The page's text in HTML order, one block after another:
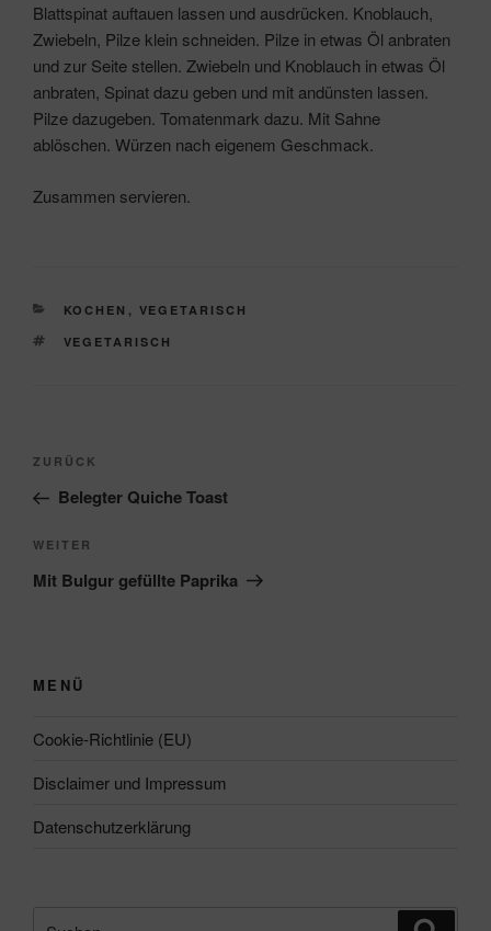
Blattspinat auftauen lassen und ausdrücken. Knoblauch,
Zwiebeln, Pilze klein schneiden. Pilze in etwas Öl anbraten
und zur Seite stellen. Zwiebeln und Knoblauch in etwas Öl
anbraten, Spinat dazu geben und mit andünsten lassen.
Pilze dazugeben. Tomatenmark dazu. Mit Sahne
ablöschen. Würzen nach eigenem Geschmack.
Zusammen servieren.
KATEGORIEN
KOCHEN , VEGETARISCH
SCHLAGWÖRTER
VEGETARISCH
Beitragsnavigation
Vorheriger
Beitrag
ZURÜCK
Belegter Quiche Toast
Nächster
Beitrag
WEITER
Mit Bulgur gefüllte Paprika
MENÜ
Cookie-Richtlinie (EU)
Disclaimer und Impressum
Datenschutzerklärung